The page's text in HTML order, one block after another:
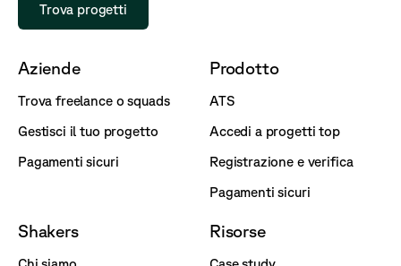
Trova progetti
Aziende
Trova freelance o squads
Gestisci il tuo progetto
Pagamenti sicuri
Prodotto
ATS
Accedi a progetti top
Registrazione e verifica
Pagamenti sicuri
Shakers Risorse